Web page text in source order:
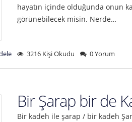
hayatın içinde olduğunda onun
görünebilecek misin. Nerde…
3216 Kişi Okudu 0 Yorum
Bir Şarap bir de
Bir kadeh ile şarap / bir kadeh